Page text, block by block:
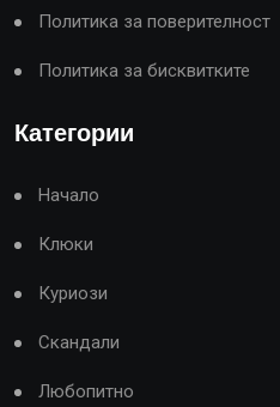
Политика за поверителност
Политика за бисквитките
Категории
Начало
Клюки
Куриози
Скандали
Любопитно